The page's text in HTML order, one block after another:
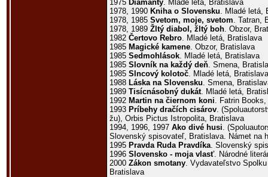
1975 Diamanty. Mladé letá, Bratislava
1978, 1990 Kniha o Slovensku. Mladé letá,
1978, 1985 Svetom, moje, svetom. Tatran,
1978, 1989 Žltý diabol, žltý boh. Obzor,
1982 Čertovo Rebro. Mladé letá, Bratislava
1985 Magické kamene. Obzor, Bratislava
1985 Sedmohlások. Mladé letá, Bratislava
1985 Slovník na každý deň. Smena,
1985 Slncový kolotoč. Mladé letá, Bratislava
1988 Láska na Slovensku. Smena,
1989 Tisícnásobný dukát. Mladé letá,
1992 Martin na čiernom koni. Fatrin Books,
1993 Príbehy dračích cisárov.
žu), Orbis Pictus Istropolita, Bratislava
1994, 1996, 1997 Ako divé husi.
Slovenský spisovateľ, Bratislava. Námet na
1995 Pravda Ruda Pravdíka. Slovenský
1996 Slovensko - moja vlasť. Národné
2000 Zákon smotany. Vydavateľstvo
Bratislava